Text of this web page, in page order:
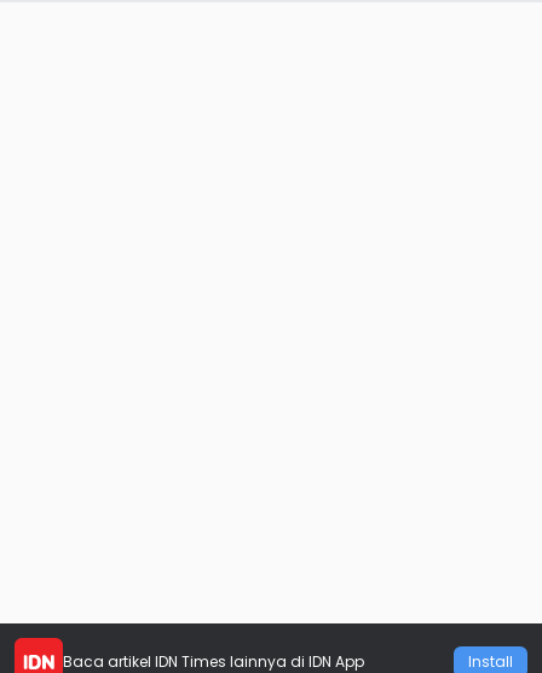
Baca artikel IDN Times lainnya di IDN App Install